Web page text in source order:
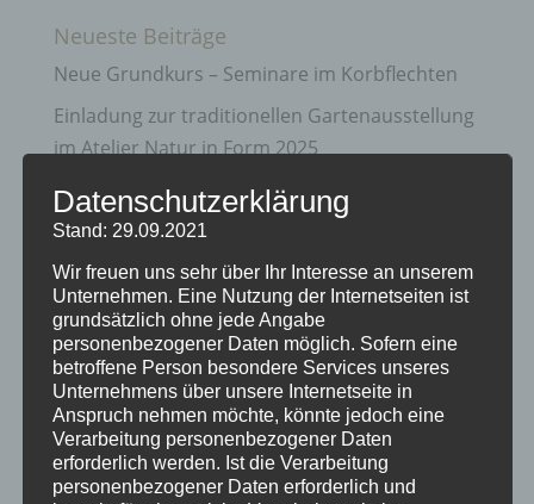
Neueste Beiträge
Neue Grundkurs – Seminare im Korbflechten
Einladung zur traditionellen Gartenausstellung
im Atelier Natur in Form 2025
Gartenausstellung Natur in Form
Vorweihnachts – Zeit bei Natur in Form
Info zu Flechtkursen und Terminen
Archiv
April 2025
März 2025
Juni 2021
Datenschutzerklärung
Stand: 29.09.2021
Wir freuen uns sehr über Ihr Interesse an unserem
Unternehmen. Eine Nutzung der Internetseiten ist
grundsätzlich ohne jede Angabe
personenbezogener Daten möglich. Sofern eine
betroffene Person besondere Services unseres
Unternehmens über unsere Internetseite in
Anspruch nehmen möchte, könnte jedoch eine
Verarbeitung personenbezogener Daten
erforderlich werden. Ist die Verarbeitung
personenbezogener Daten erforderlich und